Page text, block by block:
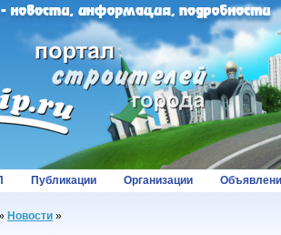
Публикации Организации
Новости »